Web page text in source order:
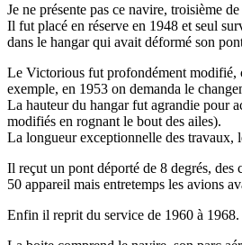
Je ne présente pas ce navire, troisième
Il fut placé en réserve en 1948 et seul
dans le hangar qui avait déformé son
Le Victorious fut profondément modifié,
exemple, en 1953 on demanda le
La hauteur du hangar fut agrandie pour
modifiés en rognant le bout des ailes).
La longueur exceptionnelle des travaux,
Il reçut un pont déporté de 8 degrés,
50 appareil mais entretemps les avions
Enfin il reprit du service de 1960 à 1968.